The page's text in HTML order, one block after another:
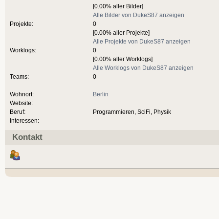
Projekte:
Worklogs:
Teams:
Wohnort:
Website:
Beruf:
Interessen:
[0.00% aller Bilder]
Alle Bilder von DukeS87 anzeigen
0
[0.00% aller Projekte]
Alle Projekte von DukeS87 anzeigen
0
[0.00% aller Worklogs]
Alle Worklogs von DukeS87 anzeigen
0
Berlin
Programmieren, SciFi, Physik
Kontakt